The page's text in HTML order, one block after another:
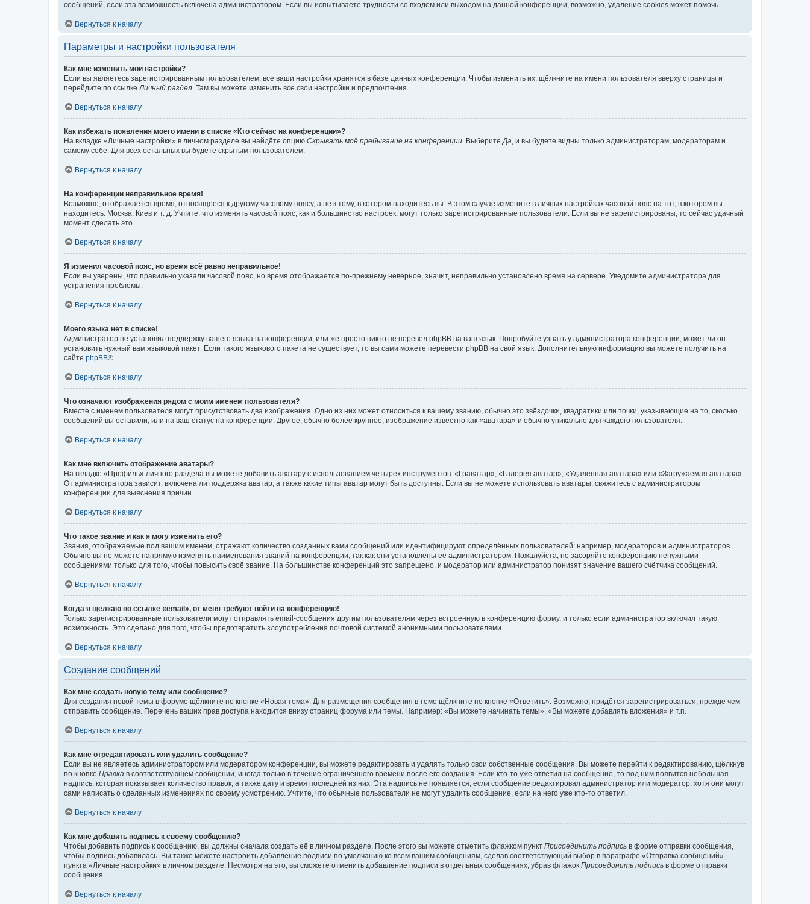
сообщений, если эта возможность включена администратором. Если вы испытываете трудности со входом или выходом на данной конференции, возможно, удаление cookies может помочь.
Вернуться к началу
Параметры и настройки пользователя
Как мне изменить мои настройки?
Если вы являетесь зарегистрированным пользователем, все ваши настройки хранятся в базе данных конференции. Чтобы изменить их, щёлкните на имени пользователя вверху страницы и
перейдите по ссылкеЛичный раздел. Там вы можете изменить все свои настройки и предпочтения.
Вернуться к началу
Как избежать появления моего имени в списке «Кто сейчас на конференции»?
На вкладке «Личные настройки» в личном разделе вы найдёте опцию Скрывать моё пребывание на конференции. ВыберитеДа, и вы будете видны только администраторам, модераторам и
самому себе. Для всех остальных вы будете скрытым пользователем.
Вернуться к началу
На конференции неправильное время!
Возможно, отображается время, относящееся к другому часовому поясу, а не к тому, в котором находитесь вы. В этом случае измените в личных настройках часовой пояс на тот, в котором вы
находитесь: Москва, Киев и т. д. Учтите, что изменять часовой пояс, как и большинство настроек, могут только зарегистрированные пользователи. Если вы не зарегистрированы, то сейчас удачный
момент сделать это.
Вернуться к началу
Я изменил часовой пояс, но время всё равно неправильное!
Если вы уверены, что правильно указали часовой пояс, но время отображается по-прежнему неверное, значит, неправильно установлено время на сервере. Уведомите администратора для
устранения проблемы.
Вернуться к началу
Моего языка нет в списке!
Администратор не установил поддержку вашего языка на конференции, или же просто никто не перевёл phpBB на ваш язык. Попробуйте узнать у администратора конференции, может ли он
установить нужный вам языковой пакет. Если такого языкового пакета не существует, то вы сами можете перевести phpBB на свой язык. Дополнительную информацию вы можете получить на
сайте phpBB®.
Вернуться к началу
Что означают изображения рядом с моим именем пользователя?
Вместе с именем пользователя могут присутствовать два изображения. Одно из них может относиться к вашему званию, обычно это звёздочки, квадратики или точки, указывающие на то, сколько
сообщений вы оставили, или на ваш статус на конференции. Другое, обычно более крупное, изображение известно как «аватара» и обычно уникально для каждого пользователя.
Вернуться к началу
Как мне включить отображение аватары?
На вкладке «Профиль» личного раздела вы можете добавить аватару с использованием четырёх инструментов: «Граватар», «Галерея аватар», «Удалённая аватара» или «Загружаемая аватара».
От администратора зависит, включена ли поддержка аватар, а также какие типы аватар могут быть доступны. Если вы не можете использовать аватары, свяжитесь с администратором
конференции для выяснения причин.
Вернуться к началу
Что такое звание и как я могу изменить его?
Звания, отображаемые под вашим именем, отражают количество созданных вами сообщений или идентифицируют определённых пользователей: например, модераторов и администраторов.
Обычно вы не можете напрямую изменять наименования званий на конференции, так как они установлены её администратором. Пожалуйста, не засоряйте конференцию ненужными
сообщениями только для того, чтобы повысить своё звание. На большинстве конференций это запрещено, и модератор или администратор понизят значение вашего счётчика сообщений.
Вернуться к началу
Когда я щёлкаю по ссылке «email», от меня требуют войти на конференцию!
Только зарегистрированные пользователи могут отправлять email-сообщения другим пользователям через встроенную в конференцию форму, и только если администратор включил такую
возможность. Это сделано для того, чтобы предотвратить злоупотребления почтовой системой анонимными пользователями.
Вернуться к началу
Создание сообщений
Как мне создать новую тему или сообщение?
Для создания новой темы в форуме щёлкните по кнопке «Новая тема». Для размещения сообщения в теме щёлкните по кнопке «Ответить». Возможно, придётся зарегистрироваться, прежде чем
отправить сообщение. Перечень ваших прав доступа находится внизу страниц форума или темы. Например: «Вы можете начинать темы», «Вы можете добавлять вложения» и т.п.
Вернуться к началу
Как мне отредактировать или удалить сообщение?
Если вы не являетесь администратором или модератором конференции, вы можете редактировать и удалять только свои собственные сообщения. Вы можете перейти к редактированию, щёлкнув
по кнопке Правка в соответствующем сообщении, иногда только в течение ограниченного времени после его создания. Если кто-то уже ответил на сообщение, то под ним появится небольшая
надпись, которая показывает количество правок, а также дату и время последней из них. Эта надпись не появляется, если сообщение редактировал администратор или модератор, хотя они могут
сами написать о сделанных изменениях по своему усмотрению. Учтите, что обычные пользователи не могут удалить сообщение, если на него уже кто-то ответил.
Вернуться к началу
Как мне добавить подпись к своему сообщению?
Чтобы добавить подпись к сообщению, вы должны сначала создать её в личном разделе. После этого вы можете отметить флажком пункт Присоединить подпись в форме отправки сообщения,
чтобы подпись добавилась. Вы также можете настроить добавление подписи по умолчанию ко всем вашим сообщениям, сделав соответствующий выбор в параграфе «Отправка сообщений»
пункта «Личные настройки» в личном разделе. Несмотря на это, вы сможете отменить добавление подписи в отдельных сообщениях, убрав флажок Присоединить подпись в форме отправки
сообщения.
Вернуться к началу